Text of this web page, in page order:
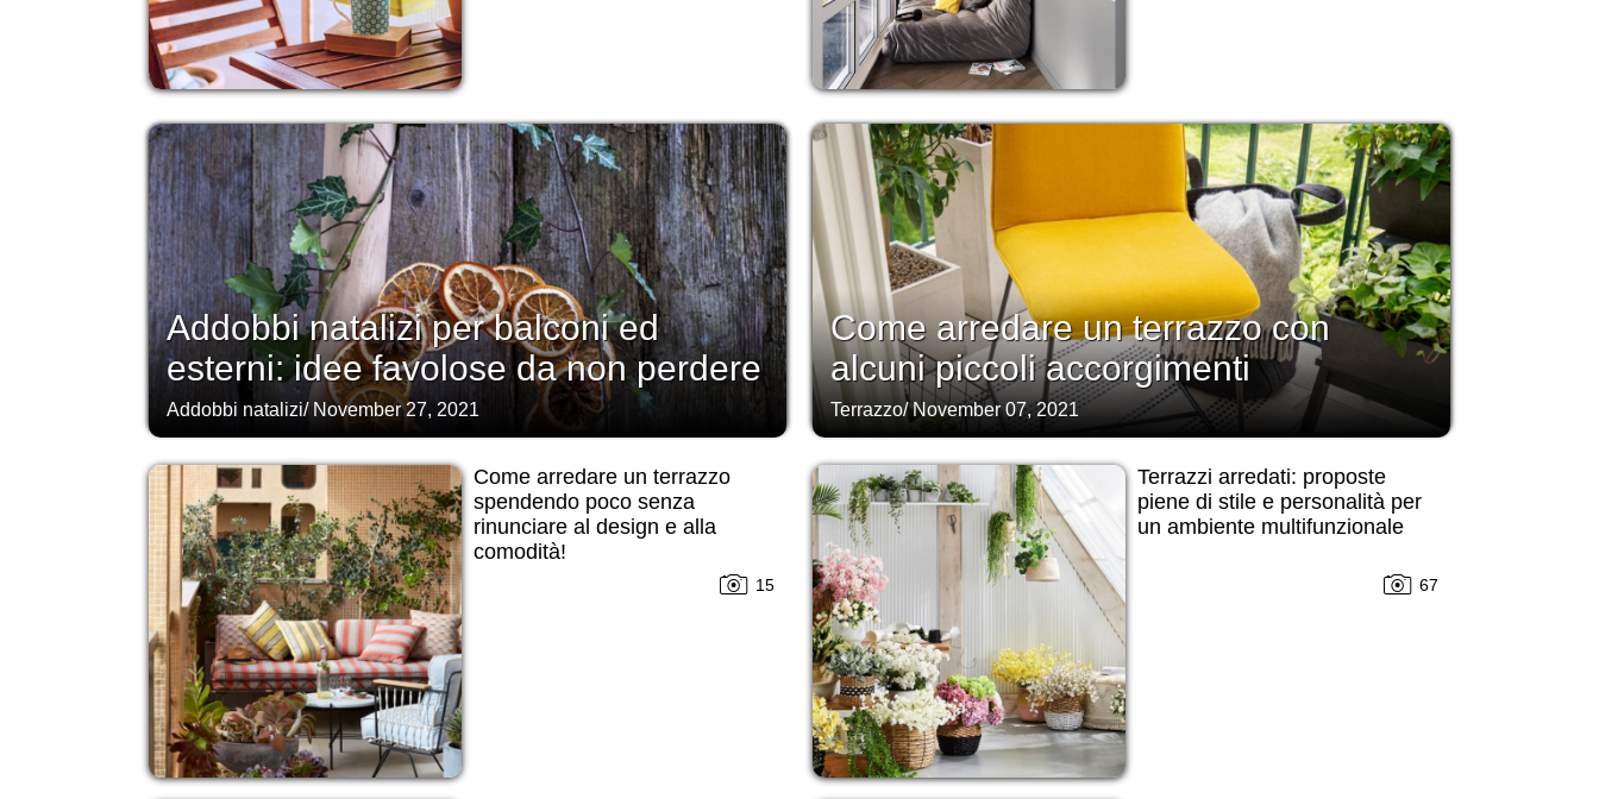
Addobbi natalizi per balconi ed
esterni: idee favolose da non perdere
Addobbi natalizi/ November 27, 2021
Come arredare un terrazzo con
alcuni piccoli accorgimenti
Terrazzo/November 07, 2021
Come arredare un terrazzo
spendendo poco senza
rinunciare al design e alla
comodità!
15
Terrazzi arredati: proposte
piene di stile e personalità per
un ambiente multifunzionale
67